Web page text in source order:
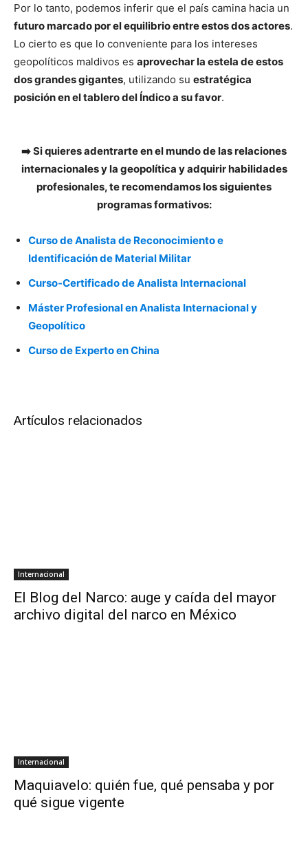
Por lo tanto, podemos inferir que el país camina hacia un
futuro marcado por el equilibrio entre estos dos actores.
Lo cierto es que lo conveniente para los intereses
geopolíticos maldivos es aprovechar la estela de estos
dos grandes gigantes, utilizando su estratégica
posición en el tablero del Índico a su favor.
➡️ Si quieres adentrarte en el mundo de las relaciones
internacionales y la geopolítica y adquirir habilidades
profesionales, te recomendamos los siguientes
programas formativos:
Curso de Analista de Reconocimiento e
Identificación de Material Militar
Curso-Certificado de Analista Internacional
Máster Profesional en Analista Internacional y
Geopolítico
Curso de Experto en China
Artículos relacionados
Internacional
El Blog del Narco: auge y caída del mayor
archivo digital del narco en México
Internacional
Maquiavelo: quién fue, qué pensaba y por
qué sigue vigente